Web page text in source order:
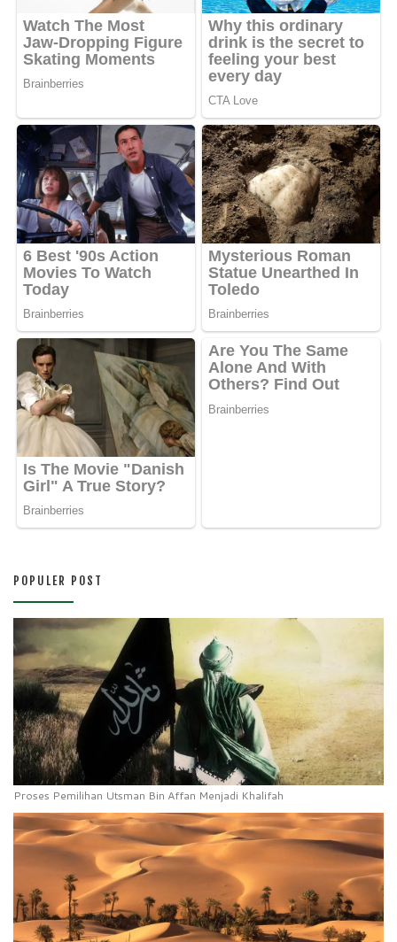
POPULER POST
Proses Pemilihan Utsman Bin Affan Menjadi Khalifah